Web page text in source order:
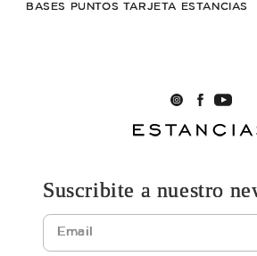
BASES PUNTOS TARJETA ESTANCIAS
Suscribite a nuestro